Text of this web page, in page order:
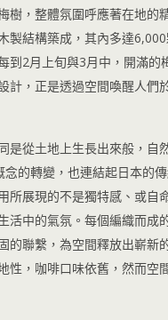
樹，整體氛圍呼應著在地的
製結構築成，其內多達
到2月上旬與3月中，開滿的
計，正是透過空間喚醒人們
是從土地上生長出來般，自
的轉變，也連結起日本的
所展現的不是獨特感、或自
活中的氣氛。每個編織而成
的聯繫，為空間釋放出嶄新
性，咖啡口味依舊，然而空